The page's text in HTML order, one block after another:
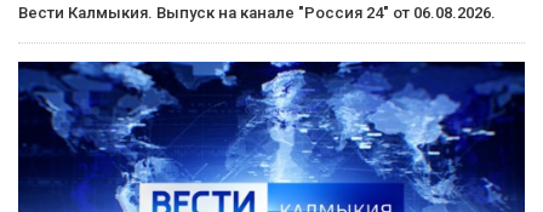
Вести Калмыкия. Выпуск на канале "Россия 24" от 06.08.2026.